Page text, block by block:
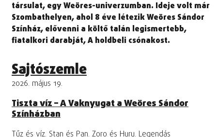
társulat, egy Weöres-univerzumban. Ideje volt már
Szombathelyen, ahol 8 éve létezik Weöres Sándor
Színház, elővenni a költő talán legismertebb,
fiatalkori darabját, A holdbeli csónakost.
Sajtószemle
2026. május 19.
Tiszta víz – A Vaknyugat a Weöres Sándor
Színházban
Tűz és víz. Stan és Pan. Zoro és Huru. Legendás